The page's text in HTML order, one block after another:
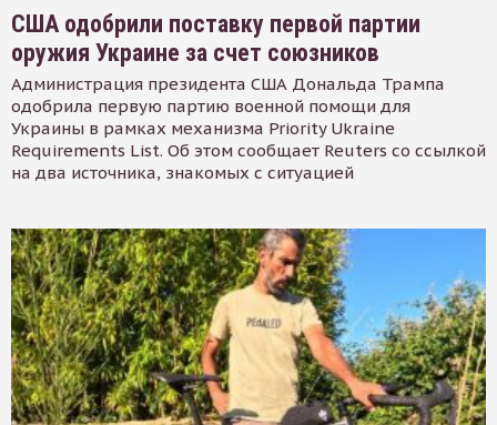
США одобрили поставку первой партии
оружия Украине за счет союзников
Администрация президента США Дональда Трампа
одобрила первую партию военной помощи для
Украины в рамках механизма Priority Ukraine
Requirements List. Об этом сообщает Reuters со ссылкой
на два источника, знакомых с ситуацией